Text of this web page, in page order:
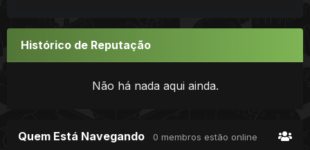
Histórico de Reputação
Não há nada aqui ainda.
Quem Está Navegando 0 membros estão online